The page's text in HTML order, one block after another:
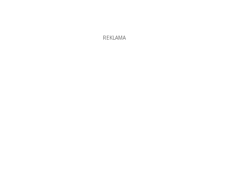
REKLAMA